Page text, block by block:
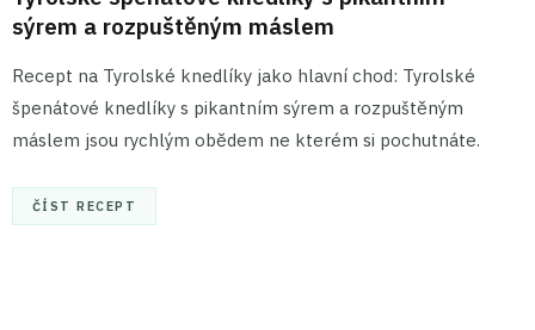
sýrem a rozpuštěným máslem
Recept na Tyrolské knedlíky jako hlavní chod: Tyrolské
špenátové knedlíky s pikantním sýrem a rozpuštěným
máslem jsou rychlým obědem ne kterém si pochutnáte.
ČÍST RECEPT